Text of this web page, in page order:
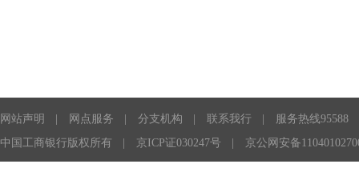
网站声明 网点服务 分支机构 联系我行
服务热线95588
中国工商银行版权所有
京ICP证030247号 京公网安备